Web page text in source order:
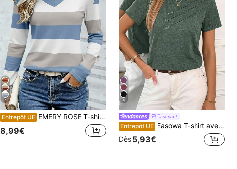
4
Entrepôt UE EMERY ROSE T-shirt col V pour femmes, Top imprimé de rayures matures, design de motif classique, polyvalent, convient pour le port quotidien et les activités extérieures, design graphique
8,99€
6
Easowa
Entrepôt UE Easowa T-shirt avec détail de pliage pressé,Décontracté
Dès5,93€